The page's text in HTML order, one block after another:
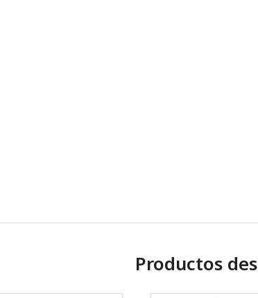
Productos